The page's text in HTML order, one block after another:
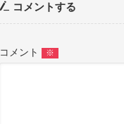
コメントする
コメント ※